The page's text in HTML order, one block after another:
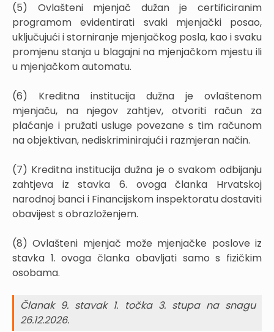
(5) Ovlašteni mjenjač dužan je certificiranim
programom evidentirati svaki mjenjački posao,
uključujući i storniranje mjenjačkog posla, kao i svaku
promjenu stanja u blagajni na mjenjačkom mjestu ili
u mjenjačkom automatu.
(6) Kreditna institucija dužna je ovlaštenom
mjenjaču, na njegov zahtjev, otvoriti račun za
plaćanje i pružati usluge povezane s tim računom
na objektivan, nediskriminirajući i razmjeran način.
(7) Kreditna institucija dužna je o svakom odbijanju
zahtjeva iz stavka 6. ovoga članka Hrvatskoj
narodnoj banci i Financijskom inspektoratu dostaviti
obavijest s obrazloženjem.
(8) Ovlašteni mjenjač može mjenjačke poslove iz
stavka 1. ovoga članka obavljati samo s fizičkim
osobama.
Članak 9. stavak 1. točka 3. stupa na snagu
26.12.2026.